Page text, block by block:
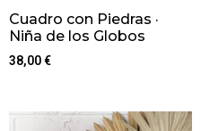
Cuadro con Piedras ·
Niña de los Globos
38,00€